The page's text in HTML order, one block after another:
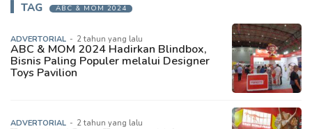
TAG ABC & MOM 2024
ADVERTORIAL - 2 tahun yang lalu
ABC & MOM 2024 Hadirkan Blindbox,
Bisnis Paling Populer melalui Designer
Toys Pavilion
ADVERTORIAL - 2 tahun yang lalu